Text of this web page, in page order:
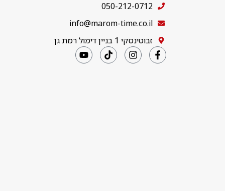
050-212-0712
info@marom-time.co.il
זבוטינסקי 1 בניין דימול רמת גן